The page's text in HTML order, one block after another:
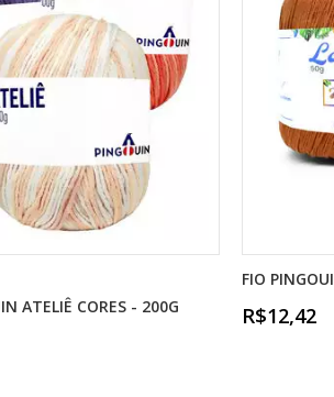
ATELIÊ CORES - 200G
FIO
R$12,42